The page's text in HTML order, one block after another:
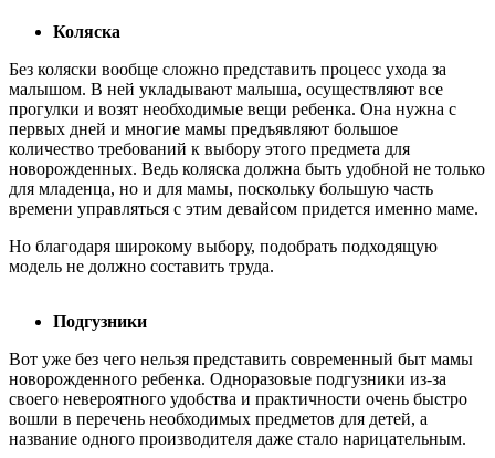
Коляска
Без коляски вообще сложно представить процесс ухода за
малышом. В ней укладывают малыша, осуществляют все
прогулки и возят необходимые вещи ребенка. Она нужна с
первых дней и многие мамы предъявляют большое
количество требований к выбору этого предмета для
новорожденных. Ведь коляска должна быть удобной не только
для младенца, но и для мамы, поскольку большую часть
времени управляться с этим девайсом придется именно маме.
Но благодаря широкому выбору, подобрать подходящую
модель не должно составить труда.
Подгузники
Вот уже без чего нельзя представить современный быт мамы
новорожденного ребенка. Одноразовые подгузники из-за
своего невероятного удобства и практичности очень быстро
вошли в перечень необходимых предметов для детей, а
название одного производителя даже стало нарицательным.